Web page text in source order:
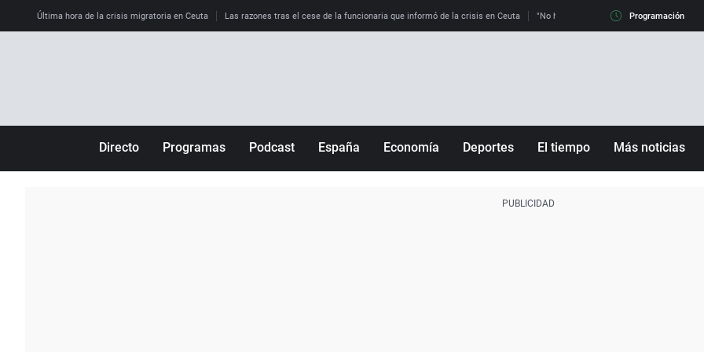
Última hora de la crisis migratoria en Ceuta Las razones tras el cese de la funcionaria que informó de la crisis en Ceuta "No hay mafias, que no nos engañen":
Programación
Directo Programas Podcast España Economía Deportes El tiempo Más noticias